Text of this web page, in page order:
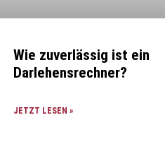
Wie zuverlässig ist ein
Darlehensrechner?
JETZT LESEN »